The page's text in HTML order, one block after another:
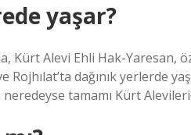
yaşar?
Kürt Alevi Ehli Hak-Yaresan,
Rojhılat’ta dağınık yerlerde
tamamı Kürt